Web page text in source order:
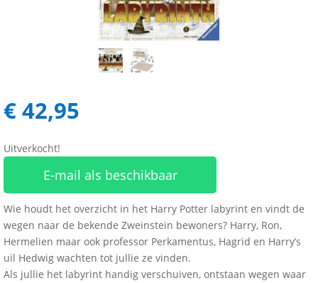
€42,95
Uitverkocht!
E-mail als beschikbaar
Wie houdt het overzicht in het Harry Potter labyrint en vindt de
wegen naar de bekende Zweinstein bewoners? Harry, Ron,
Hermelien maar ook professor Perkamentus, Hagrid en Harry’s
uil Hedwig wachten tot jullie ze vinden.
Als jullie het labyrint handig verschuiven, ontstaan wegen waar